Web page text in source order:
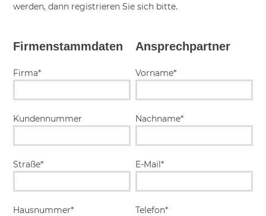
werden, dann registrieren Sie sich bitte.
Firmenstammdaten
Firma*
Kundennummer
Straße*
Hausnummer*
Ansprechpartner
Vorname*
Nachname*
E-Mail*
Telefon*